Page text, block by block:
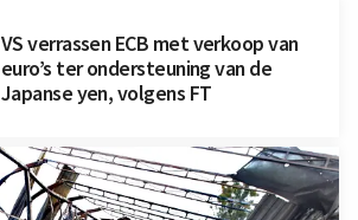
VS verrassen ECB met verkoop van
euro’s ter ondersteuning van de
Japanse yen, volgens FT